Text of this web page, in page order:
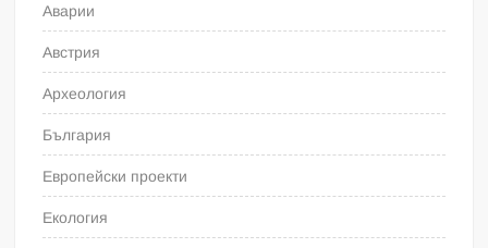
Аварии
Австрия
Археология
България
Европейски проекти
Екология